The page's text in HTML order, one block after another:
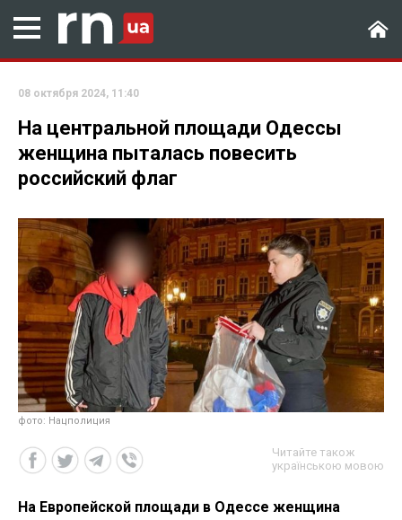
08 октября 2024, 11:40
На центральной площади Одессы
женщина пыталась повесить
российский флаг
фото: Нацполиция
Читайте також
українською мовою
На Европейской площади в Одессе женщина